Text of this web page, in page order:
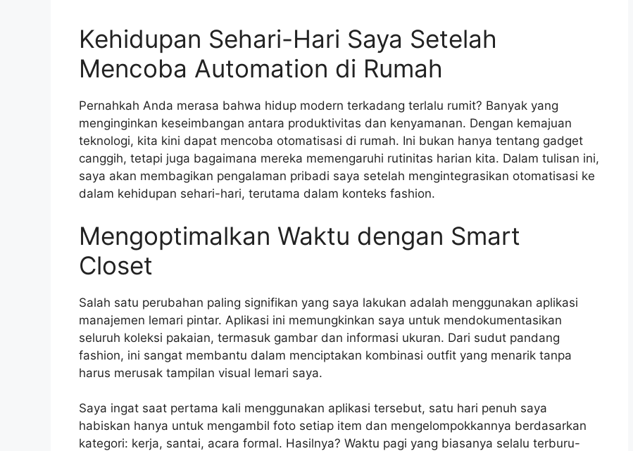
Kehidupan Sehari-Hari Saya Setelah
Mencoba Automation di Rumah
Pernahkah Anda merasa bahwa hidup modern terkadang terlalu rumit? Banyak yang
menginginkan keseimbangan antara produktivitas dan kenyamanan. Dengan kemajuan
teknologi, kita kini dapat mencoba otomatisasi di rumah. Ini bukan hanya tentang gadget
canggih, tetapi juga bagaimana mereka memengaruhi rutinitas harian kita. Dalam tulisan ini,
saya akan membagikan pengalaman pribadi saya setelah mengintegrasikan otomatisasi ke
dalam kehidupan sehari-hari, terutama dalam konteks fashion.
Mengoptimalkan Waktu dengan Smart
Closet
Salah satu perubahan paling signifikan yang saya lakukan adalah menggunakan aplikasi
manajemen lemari pintar. Aplikasi ini memungkinkan saya untuk mendokumentasikan
seluruh koleksi pakaian, termasuk gambar dan informasi ukuran. Dari sudut pandang
fashion, ini sangat membantu dalam menciptakan kombinasi outfit yang menarik tanpa
harus merusak tampilan visual lemari saya.
Saya ingat saat pertama kali menggunakan aplikasi tersebut, satu hari penuh saya
habiskan hanya untuk mengambil foto setiap item dan mengelompokkannya berdasarkan
kategori: kerja, santai, acara formal. Hasilnya? Waktu pagi yang biasanya selalu terburu-